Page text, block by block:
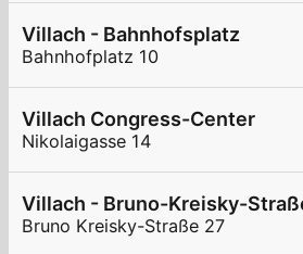
Villach - Bahnhofsplatz
Bahnhofplatz 10
Villach Congress-Center
Nikolaigasse 14
Villach - Bruno-Kreisky-
Bruno Kreisky-Straße 27